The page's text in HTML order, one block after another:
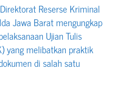
Reserse Kriminal
Jawa Barat mengungkap
Ujian Tulis
yang melibatkan praktik
di salah satu